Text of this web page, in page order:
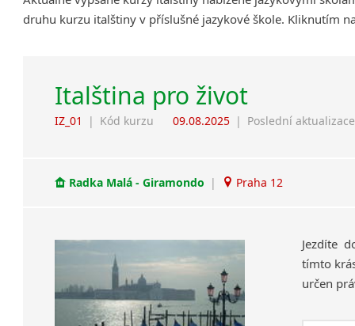
druhu kurzu italštiny v příslušné jazykové škole. Kliknutím
Italština pro život
IZ_01 | Kód kurzu 09.08.2025 | Poslední aktualizace
Radka Malá - Giramondo | Praha 12
Jezdíte
tímto